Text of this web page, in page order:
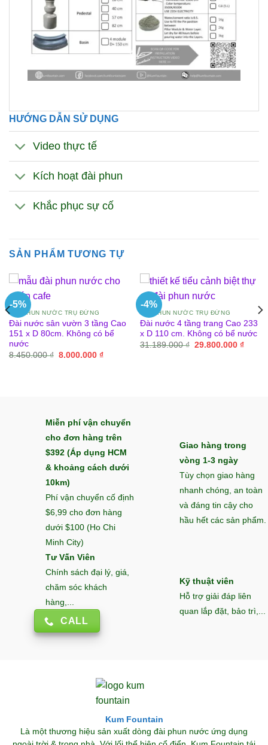
HƯỚNG DẪN SỬ DỤNG
Video thực tế
Kích hoạt đài phun
Khắc phục sự cố
SẢN PHẨM TƯƠNG TỰ
-5%
ĐÀI PHUN NƯỚC TRỤ ĐỨNG
Đài nước sân vườn 3 tầng Cao
151 x D 80cm. Không có bể
nước
8.450.000₫ Giá
8.000.000 ₫Giá
-4%
ĐÀI PHUN NƯỚC TRỤ ĐỨNG
Đài nước 4 tầng trang Cao 233
x D 110 cm. Không có bể nước
31.189.000₫ Giá
29.800.000 ₫Giá
Miễn phí vận chuyển
cho đơn hàng trên
$392 (Áp dụng HCM
& khoảng cách dưới
10km)
Phí vận chuyển cố định
$6,99 cho đơn hàng
dưới $100 (Ho Chi
Minh City)
Giao hàng trong
vòng 1-3 ngày
Tùy chọn giao hàng
nhanh chóng, an toàn
và đáng tin cậy cho
hầu hết các sản phẩm.
Tư Vấn Viên
Chính sách đại lý, giá,
chăm sóc khách
hàng,...
CALL
Kỹ thuật viên
Hỗ trợ giải đáp liên
quan lắp đặt, bảo trì,...
Kum Fountain
Là một thương hiệu sản xuất dòng đài phun nước ứng dụng